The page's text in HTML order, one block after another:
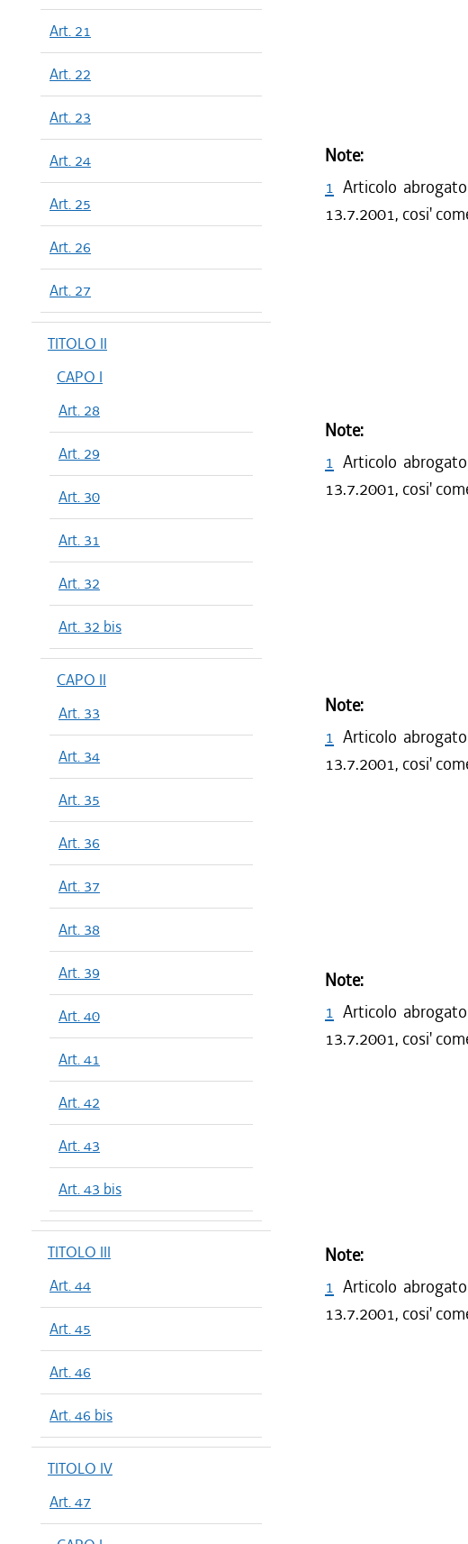
Art. 21
Art. 22
Art. 23
Art. 24
Art. 25
Art. 26
Art. 27
TITOLO II
CAPO I
Art. 28
Art. 29
Art. 30
Art. 31
Art. 32
Art. 32 bis
CAPO II
Art. 33
Art. 34
Art. 35
Art. 36
Art. 37
Art. 38
Art. 39
Art. 40
Art. 41
Art. 42
Art. 43
Art. 43 bis
TITOLO III
Art. 44
Art. 45
Art. 46
Art. 46 bis
TITOLO IV
Art. 47
Note:
1 Articolo
13.7.2001, cosi'
Note:
1 Articolo
13.7.2001, cosi'
Note:
1 Articolo
13.7.2001, cosi'
Note:
1 Articolo
13.7.2001, cosi'
Note:
1 Articolo
13.7.2001, cosi'